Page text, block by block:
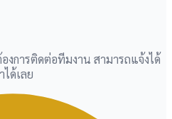
การติดต่อทีมงาน สามารถแจ้งได้
ด้เลย